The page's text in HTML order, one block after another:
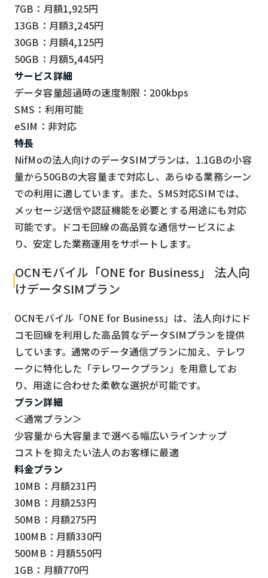
7GB：月額1,925円
13GB：月額3,245円
30GB：月額4,125円
50GB：月額5,445円
サービス詳細
データ容量超過時の速度制限：200kbps
SMS：利用可能
eSIM：非対応
特長
NifMoの法人向けのデータSIMプランは、1.1GBの小容
量から50GBの大容量まで対応し、あらゆる業務シーン
での利用に適しています。また、SMS対応SIMでは、
メッセージ送信や認証機能を必要とする用途にも対応
可能です。ドコモ回線の高品質な通信サービスによ
り、安定した業務運用をサポートします。
OCNモバイル「ONE for Business」 法人向
けデータSIMプラン
OCNモバイル「ONE for Business」は、法人向けにド
コモ回線を利用した高品質なデータSIMプランを提供
しています。通常のデータ通信プランに加え、テレワ
ークに特化した「テレワークプラン」を用意してお
り、用途に合わせた柔軟な選択が可能です。
プラン詳細
＜通常プラン＞
少容量から大容量まで選べる幅広いラインナップ
コストを抑えたい法人のお客様に最適
料金プラン
10MB：月額231円
30MB：月額253円
50MB：月額275円
100MB：月額330円
500MB：月額550円
1GB：月額770円